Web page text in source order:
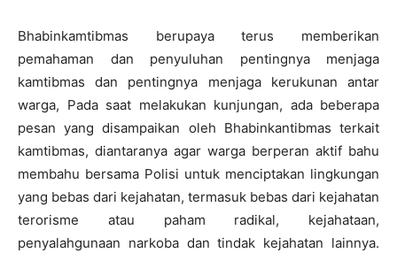
Bhabinkamtibmas berupaya terus memberikan
pemahaman dan penyuluhan pentingnya menjaga
kamtibmas dan pentingnya menjaga kerukunan antar
warga, Pada saat melakukan kunjungan, ada beberapa
pesan yang disampaikan oleh Bhabinkantibmas terkait
kamtibmas, diantaranya agar warga berperan aktif bahu
membahu bersama Polisi untuk menciptakan lingkungan
yang bebas dari kejahatan, termasuk bebas dari kejahatan
terorisme atau paham radikal, kejahataan,
penyalahgunaan narkoba dan tindak kejahatan lainnya.